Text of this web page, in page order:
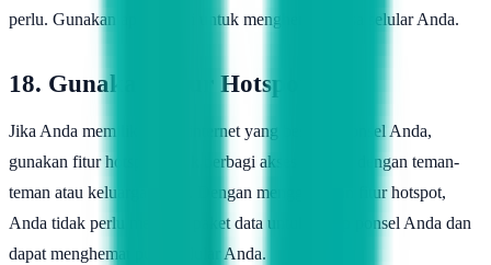
perlu. Gunakan aplikasi ini untuk menghemat pulsa selular Anda.
18. Gunakan Fitur Hotspot
Jika Anda memiliki akses internet yang besar di ponsel Anda,
gunakan fitur hotspot untuk berbagi akses internet dengan teman-
teman atau keluarga Anda. Dengan menggunakan fitur hotspot,
Anda tidak perlu membeli paket data untuk setiap ponsel Anda dan
dapat menghemat pulsa selular Anda.